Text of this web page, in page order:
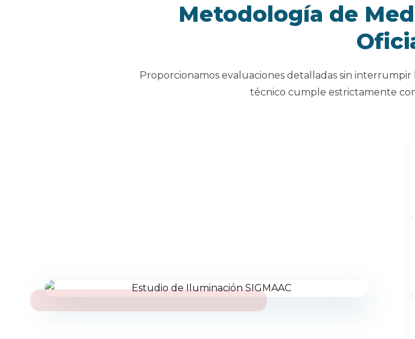
Metodología de
Proporcionamos evaluaciones detalladas sin
técnico cumple estrictamente